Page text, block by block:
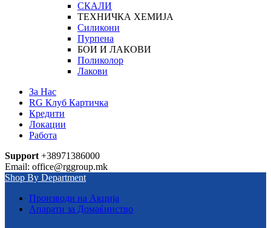
СКАЛИ
ТЕХНИЧКА ХЕМИЈА
Силикони
Пурпена
БОИ И ЛАКОВИ
Поликолор
Лакови
За Нас
RG Клуб Картичка
Кредити
Локации
Работа
Support +38971386000
Email: office@rggroup.mk
Shop By Department
Производи на Акција
Апарати за Домаќинство